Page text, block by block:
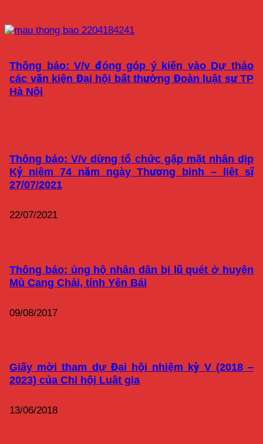
Thông báo: V/v đóng góp ý kiến vào Dự thảo
các văn kiện Đại hội bất thường Đoàn luật sư TP
Hà Nội
Thông báo: V/v dừng tổ chức gặp mặt nhân dịp
Kỷ niệm 74 năm ngày Thương binh – liệt sĩ
27/07/2021
22/07/2021
Thông báo: ủng hộ nhân dân bị lũ quét ở huyện
Mù Cang Chải, tỉnh Yên Bái
09/08/2017
Giấy mời tham dự Đại hội nhiệm kỳ V (2018 –
2023) của Chi hội Luật gia
13/06/2018